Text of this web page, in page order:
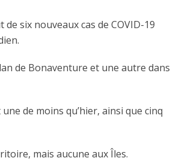
six nouveaux cas de COVID-19
de Bonaventure et une autre dans
de moins qu’hier, ainsi que cinq
mais aucune aux Îles.